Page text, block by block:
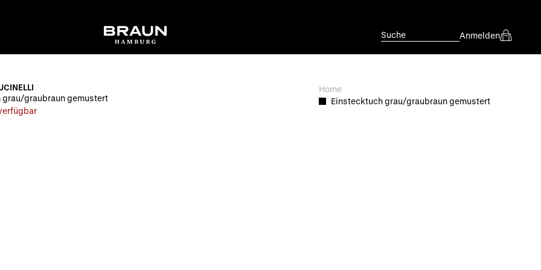
Suche Anmelden
grau/graubraun gemustert
Home
Einstecktuch grau/graubraun gemustert